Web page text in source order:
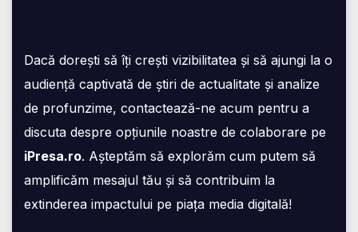
Dacă dorești să îți crești vizibilitatea și să ajungi la o
audiență captivată de știri de actualitate și analize
de profunzime, contactează-ne acum pentru a
discuta despre opțiunile noastre de colaborare pe
iPresa.ro. Așteptăm să explorăm cum putem să
amplificăm mesajul tău și să contribuim la
extinderea impactului pe piața media digitală!